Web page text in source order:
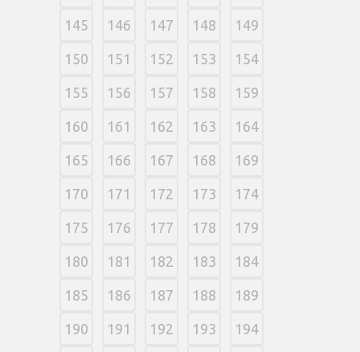
145 146 147 148 149
150 151 152 153 154
155 156 157 158 159
160 161 162 163 164
165 166 167 168 169
170 171 172 173 174
175 176 177 178 179
180 181 182 183 184
185 186 187 188 189
190 191 192 193 194